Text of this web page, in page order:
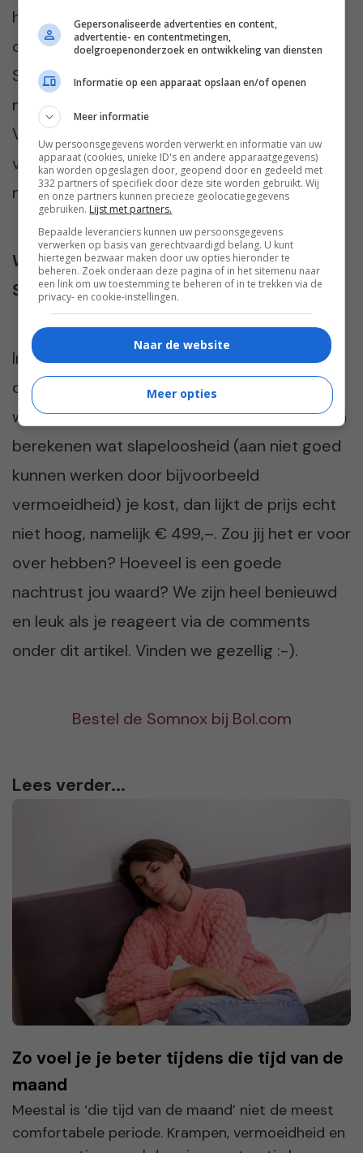
heerlijk uitgerust, ben blij en tot over mijn
oren “verliefd”. Maar helaas moet ik de
Somnox die middag terugsturen, want er zijn
nog veel meer mensen die ‘m willen testen.
Van Hylke krijg ik de belofte dat ik ‘m vlak
voordat die in de winkel komt nog een keer
mag lenen. Ik kijk er nu al naar uit.
Wanneer kun jij kennismaken met de
Somnox?
Inmiddels ligt de Somnox in de winkel en is
onder andere verkrijgbaar bij Bol.com. De
winkelprijs is vrij hoog, maar als je zou kunnen
berekenen wat slapeloosheid (aan niet goed
kunnen werken door bijvoorbeeld
vermoeidheid) je kost, dan lijkt de prijs echt
niet hoog, namelijk € 499,–. Zou jij het er voor
over hebben? Hoeveel is een goede
nachtrust jou waard? We zijn heel benieuwd
en leuk als je reageert via de comments
onder dit artikel. Vinden we gezellig :-).
Bestel de Somnox bij Bol.com
Lees verder...
Zo voel je je beter tijdens die tijd van de
maand
Meestal is ‘die tijd van de maand’ niet de meest
comfortabele periode. Krampen, vermoeidheid en
Gepersonaliseerde advertenties en content,
advertentie- en contentmetingen,
doelgroepenonderzoek en ontwikkeling van diensten
Informatie op een apparaat opslaan en/of openen
Meer informatie
Uw persoonsgegevens worden verwerkt en informatie van uw
apparaat (cookies, unieke ID's en andere apparaatgegevens)
kan worden opgeslagen door, geopend door en gedeeld met
332 partners of specifiek door deze site worden gebruikt. Wij
en onze partners kunnen precieze geolocatiegegevens
gebruiken. Lijst met partners.
Bepaalde leveranciers kunnen uw persoonsgegevens
verwerken op basis van gerechtvaardigd belang. U kunt
hiertegen bezwaar maken door uw opties hieronder te
beheren. Zoek onderaan deze pagina of in het sitemenu naar
een link om uw toestemming te beheren of in te trekken via de
privacy- en cookie-instellingen.
Naar de website
Meer opties